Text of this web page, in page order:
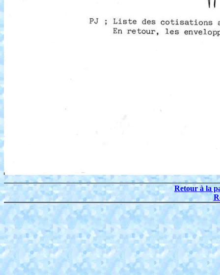
Retour à la